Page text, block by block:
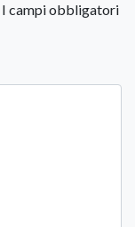
I campi obbligatori